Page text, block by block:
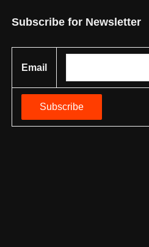
Subscribe for Newsletter
Email